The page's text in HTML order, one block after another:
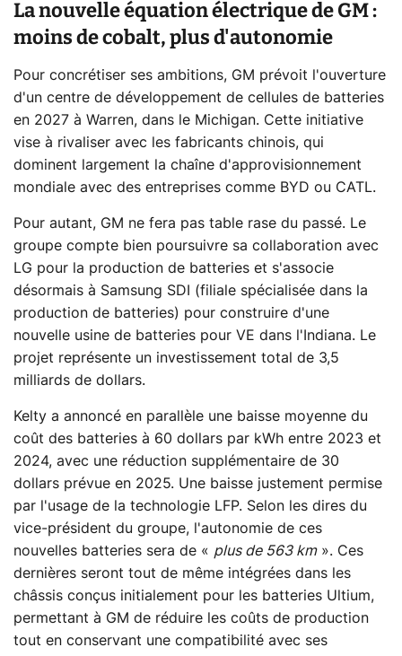
La nouvelle équation électrique de GM :
moins de cobalt, plus d'autonomie
Pour concrétiser ses ambitions, GM prévoit l'ouverture
d'un centre de développement de cellules de batteries
en 2027 à Warren, dans le Michigan. Cette initiative
vise à rivaliser avec les fabricants chinois, qui
dominent largement la chaîne d'approvisionnement
mondiale avec des entreprises comme BYD ou CATL.
Pour autant, GM ne fera pas table rase du passé. Le
groupe compte bien poursuivre sa collaboration avec
LG pour la production de batteries et s'associe
désormais à Samsung SDI (filiale spécialisée dans la
production de batteries) pour construire d'une
nouvelle usine de batteries pour VE dans l'Indiana. Le
projet représente un investissement total de 3,5
milliards de dollars.
Kelty a annoncé en parallèle une baisse moyenne du
coût des batteries à 60 dollars par kWh entre 2023 et
2024, avec une réduction supplémentaire de 30
dollars prévue en 2025. Une baisse justement permise
par l'usage de la technologie LFP. Selon les dires du
vice-président du groupe, l'autonomie de ces
nouvelles batteries sera de « plus de 563 km». Ces
dernières seront tout de même intégrées dans les
châssis conçus initialement pour les batteries Ultium,
permettant à GM de réduire les coûts de production
tout en conservant une compatibilité avec ses